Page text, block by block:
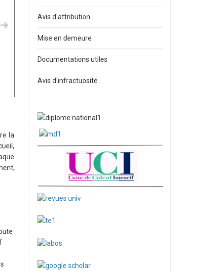
la
Avis d'attribution
Mise en demeure
Documentations utiles
Avis d'infractuosité